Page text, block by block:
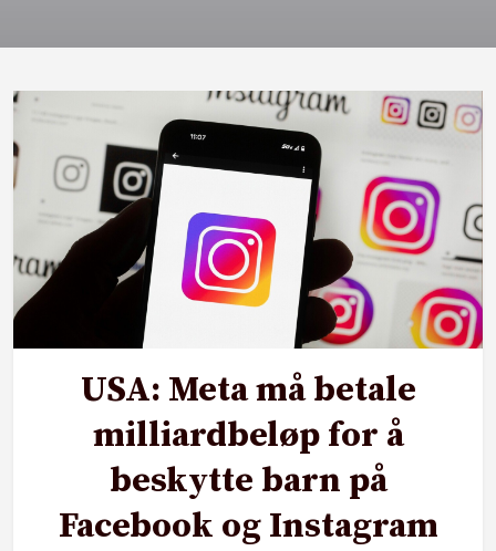
USA: Meta må betale
milliardbeløp for å
beskytte barn på
Facebook og Instagram